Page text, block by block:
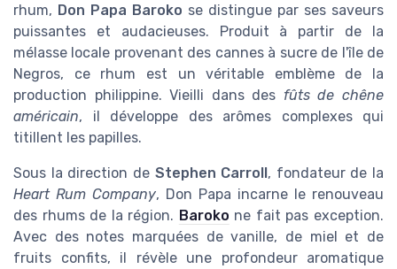
rhum, Don Papa Baroko se distingue par ses saveurs
puissantes et audacieuses. Produit à partir de la
mélasse locale provenant des cannes à sucre de l'île de
Negros, ce rhum est un véritable emblème de la
production philippine. Vieilli dans des fûts de chêne
américain, il développe des arômes complexes qui
titillent les papilles.
Sous la direction de Stephen Carroll, fondateur de la
Heart Rum Company, Don Papa incarne le renouveau
des rhums de la région. Baroko ne fait pas exception.
Avec des notes marquées de vanille, de miel et de
fruits confits, il révèle une profondeur aromatique